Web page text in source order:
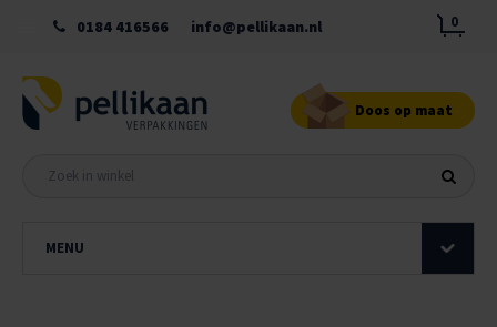
0184 416566 info@pellikaan.nl 0
Doos op maat
MENU